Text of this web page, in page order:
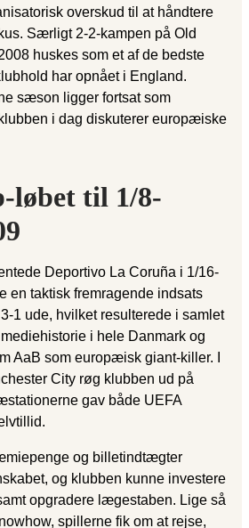
overskud til at håndtere
Særligt 2-2-kampen på Old
huskes som et af de bedste
har opnået i England.
sæson ligger fortsat som
i dag diskuterer europæiske
løbet til 1/8-
Deportivo La Coruña i 1/16-
en taktisk fremragende indsats
1 ude, hvilket resulterede i samlet
i hele Danmark og
AaB som europæisk giant-killer. I
City røg klubben ud på
gav både UEFA
og billetindtægter
og klubben kunne investere
opgradere lægestaben. Lige så
spillerne fik om at rejse,